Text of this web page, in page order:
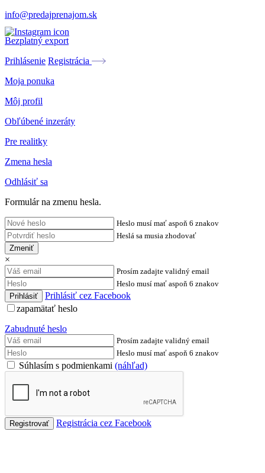
info@predajprenajom.sk
Bezplatný export
Prihlásenie Registrácia
Moja ponuka
Môj profil
Obľúbené inzeráty
Pre realitky
Zmena hesla
Odhlásiť sa
Formulár na zmenu hesla.
Heslo musí mať aspoň 6 znakov
Heslá sa musia zhodovať
Zmeniť
×
Prosím zadajte validný email
Heslo musí mať aspoň 6 znakov
Prihlásiť cez Facebook
zapamätať heslo
Zabudnuté heslo
Prosím zadajte validný email
Heslo musí mať aspoň 6 znakov
Súhlasím s podmienkami (náhľad)
Registrácia cez Facebook